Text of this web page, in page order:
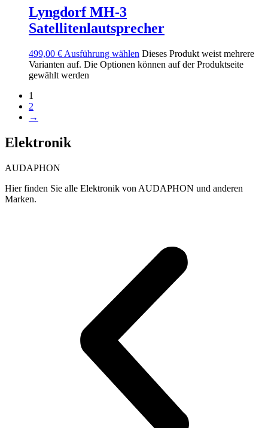
Lyngdorf MH-3
Satellitenlautsprecher
499,00 € Ausführung wählen Dieses Produkt weist mehrere
Varianten auf. Die Optionen können auf der Produktseite
gewählt werden
1
2
→
Elektronik
AUDAPHON
Hier finden Sie alle Elektronik von AUDAPHON und anderen
Marken.